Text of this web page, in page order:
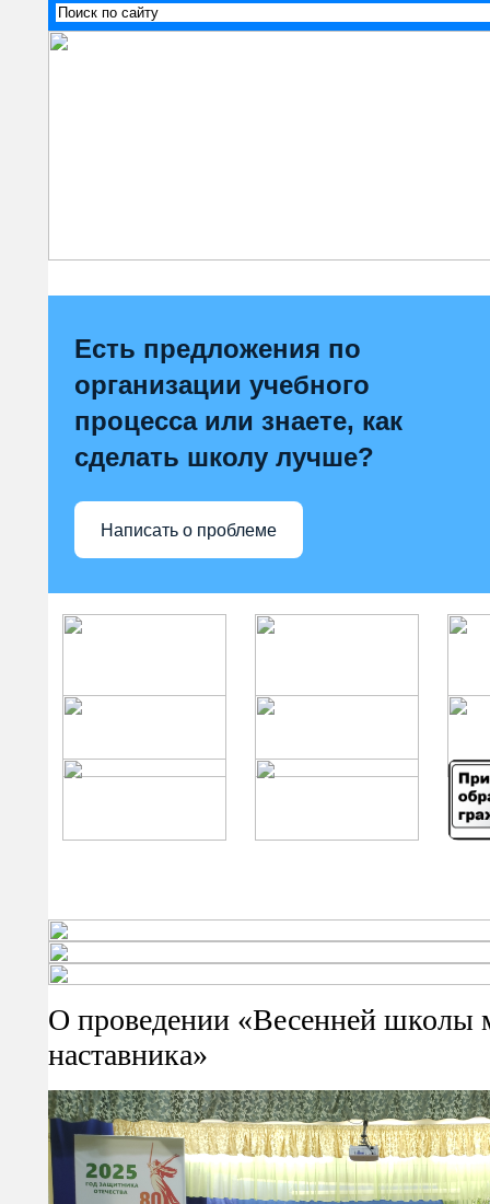
Есть предложения по
организации учебного
процесса или знаете, как
сделать школу лучше?
Написать о проблеме
О проведении «Весенней школы
наставника»